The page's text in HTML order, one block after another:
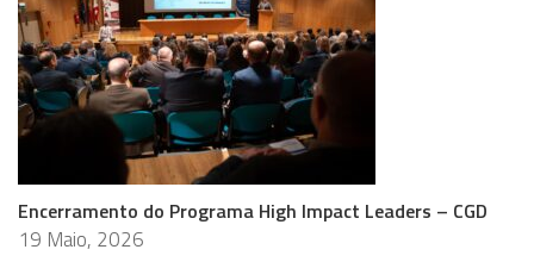
Encerramento do Programa High Impact Leaders – CGD
19 Maio, 2026